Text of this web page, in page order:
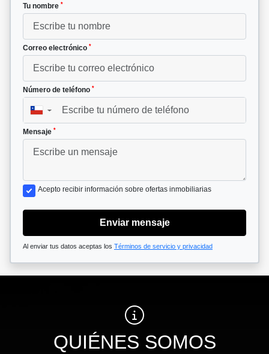
Tu nombre *
Correo electrónico *
Número de teléfono *
▼
Mensaje *
Acepto recibir información sobre ofertas inmobiliarias
Enviar mensaje
Al enviar tus datos aceptas los Términos de servicio y privacidad
QUIÉNES SOMOS